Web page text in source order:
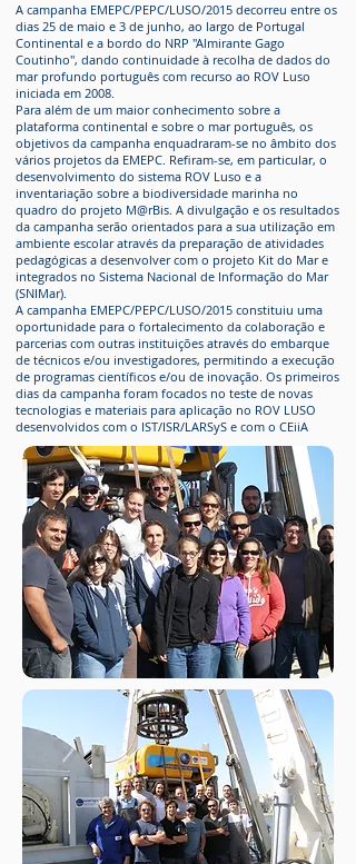
A campanha EMEPC/PEPC/LUSO/2015 decorreu entre os
dias 25 de maio e 3 de junho, ao largo de Portugal
Continental e a bordo do NRP "Almirante Gago
Coutinho", dando continuidade à recolha de dados do
mar profundo português com recurso ao ROV Luso
iniciada em 2008.
Para além de um maior conhecimento sobre a
plataforma continental e sobre o mar português, os
objetivos da campanha enquadraram-se no âmbito dos
vários projetos da EMEPC. Refiram-se, em particular, o
desenvolvimento do sistema ROV Luso e a
inventariação sobre a biodiversidade marinha no
quadro do projeto M@rBis. A divulgação e os resultados
da campanha serão orientados para a sua utilização em
ambiente escolar através da preparação de atividades
pedagógicas a desenvolver com o projeto Kit do Mar e
integrados no Sistema Nacional de Informação do Mar
(SNIMar).
A campanha EMEPC/PEPC/LUSO/2015 constituiu uma
oportunidade para o fortalecimento da colaboração e
parcerias com outras instituições através do embarque
de técnicos e/ou investigadores, permitindo a execução
de programas científicos e/ou de inovação. Os primeiros
dias da campanha foram focados no teste de novas
tecnologias e materiais para aplicação no ROV LUSO
desenvolvidos com o IST/ISR/LARSyS e com o CEiiA